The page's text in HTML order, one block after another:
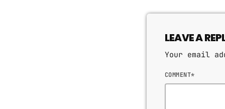
LEAVE A
Your email
COMMENT*